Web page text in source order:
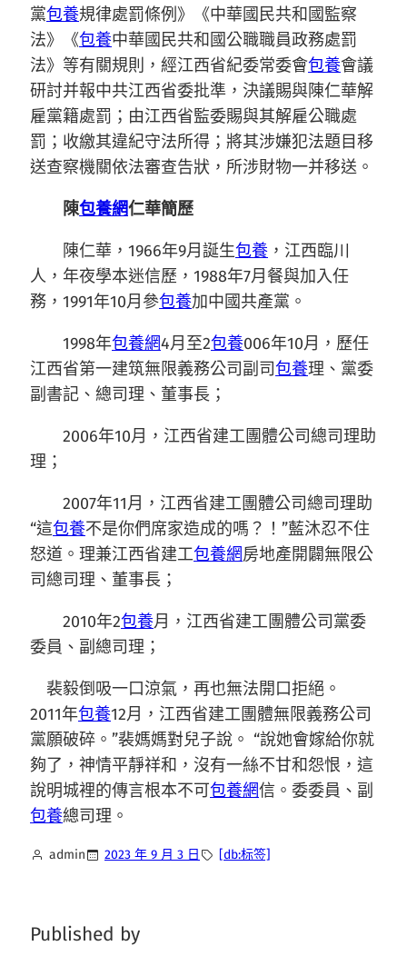
黨包養規律處罰條例》《中華國民共和國監察
法》《包養中華國民共和國公職職員政務處罰
法》等有關規則，經江西省紀委常委會包養會議
研討并報中共江西省委批準，決議賜與陳仁華解
雇黨籍處罰；由江西省監委賜與其解雇公職處
罰；收繳其違紀守法所得；將其涉嫌犯法題目移
送查察機關依法審查告狀，所涉財物一并移送。
陳包養網仁華簡歷
陳仁華，1966年9月誕生包養 ，江西臨川
人，年夜學本迷信歷，1988年7月餐與加入任
務，1991年10月參包養加中國共產黨。
1998年包養網4月至2包養006年10月，歷任
江西省第一建筑無限義務公司副司包養理、黨委
副書記、總司理、董事長；
2006年10月，江西省建工團體公司總司理助
理；
2007年11月，江西省建工團體公司總司理助
“這包養不是你們席家造成的嗎？！”藍沐忍不住
怒道。理兼江西省建工包養網房地產開闢無限公
司總司理、董事長；
2010年2包養月，江西省建工團體公司黨委
委員、副總司理；
裴毅倒吸一口涼氣，再也無法開口拒絕。
2011年包養12月，江西省建工團體無限義務公司
黨願破碎。”裴媽媽對兒子說。 “說她會嫁給你就
夠了，神情平靜祥和，沒有一絲不甘和怨恨，這
說明城裡的傳言根本不可包養網信。委委員、副
包養總司理。
admin 2023 年 9 月 3 日 [db:标签]
Published by